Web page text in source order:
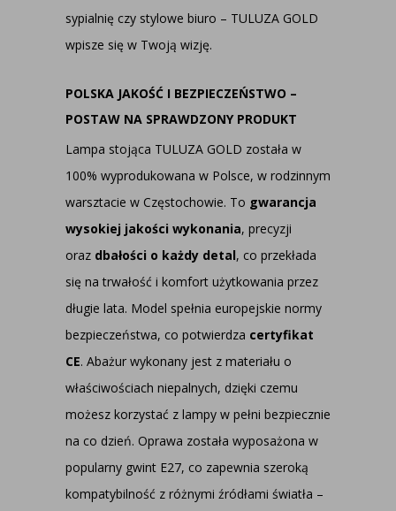
sypialnię czy stylowe biuro – TULUZA GOLD
wpisze się w Twoją wizję.
POLSKA JAKOŚĆ I BEZPIECZEŃSTWO –
POSTAW NA SPRAWDZONY PRODUKT
Lampa stojąca TULUZA GOLD została w
100% wyprodukowana w Polsce, w rodzinnym
warsztacie w Częstochowie. To gwarancja
wysokiej jakości wykonania, precyzji
oraz dbałości o każdy detal, co przekłada
się na trwałość i komfort użytkowania przez
długie lata. Model spełnia europejskie normy
bezpieczeństwa, co potwierdza certyfikat
CE. Abażur wykonany jest z materiału o
właściwościach niepalnych, dzięki czemu
możesz korzystać z lampy w pełni bezpiecznie
na co dzień. Oprawa została wyposażona w
popularny gwint E27, co zapewnia szeroką
kompatybilność z różnymi źródłami światła –